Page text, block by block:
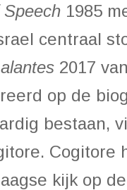
1985
centraal
2017
op de
bestaan,
Cogitore
kijk op